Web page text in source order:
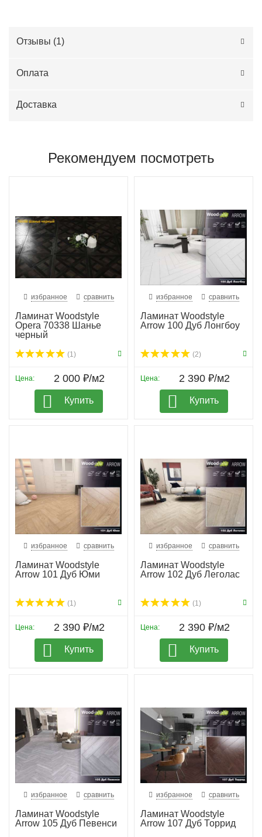
Отзывы (1)
Оплата
Доставка
Рекомендуем посмотреть
избранное сравнить
Ламинат Woodstyle
Opera 70338 Шанье
черный
(1)
Цена: 2 000 ₽/м2
Купить
избранное сравнить
Ламинат Woodstyle
Arrow 100 Дуб Лонгбоу
(2)
Цена: 2 390 ₽/м2
Купить
избранное сравнить
Ламинат Woodstyle
Arrow 101 Дуб Юми
(1)
Цена: 2 390 ₽/м2
Купить
избранное сравнить
Ламинат Woodstyle
Arrow 102 Дуб Леголас
(1)
Цена: 2 390 ₽/м2
Купить
избранное сравнить
Ламинат Woodstyle
Arrow 105 Дуб Певенси
избранное сравнить
Ламинат Woodstyle
Arrow 107 Дуб Торрид